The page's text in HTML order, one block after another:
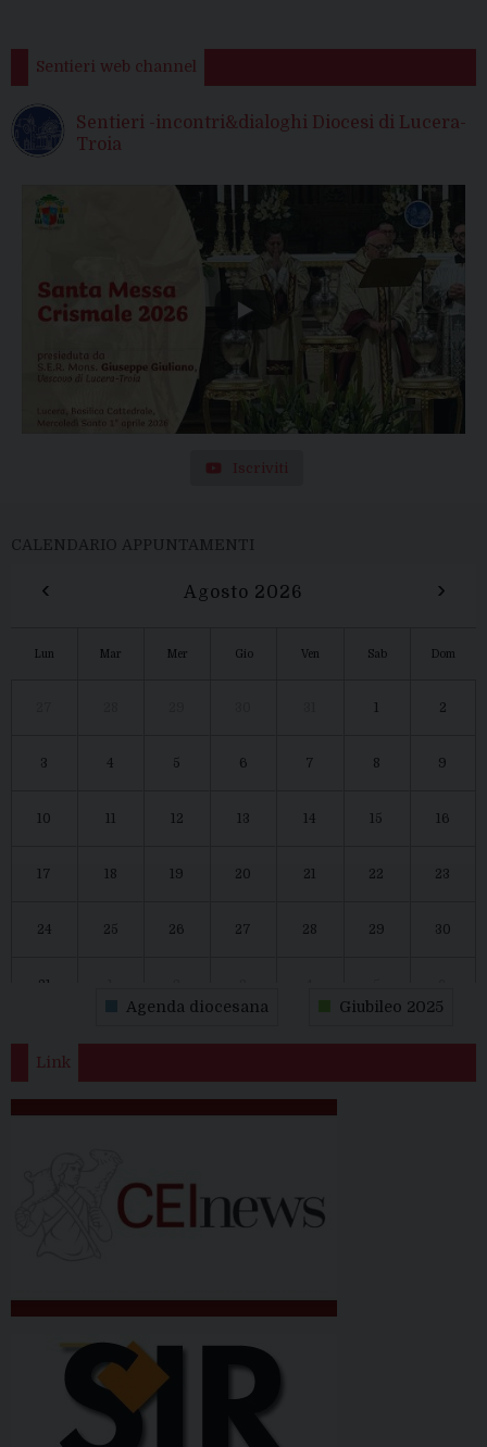
Sentieri web channel
Sentieri -incontri&dialoghi Diocesi di Lucera-
Troia
Iscriviti
CALENDARIO APPUNTAMENTI
‹ Agosto 2026 ›
Lun Mar Mer Gio Ven Sab Dom
2
3 4 5 6 7 8 9
10 12 13 14 15 16
17 18 19 20 21 22 23
24 25 26 27 28 29 30
31
Agenda diocesana Giubileo 2025
Link